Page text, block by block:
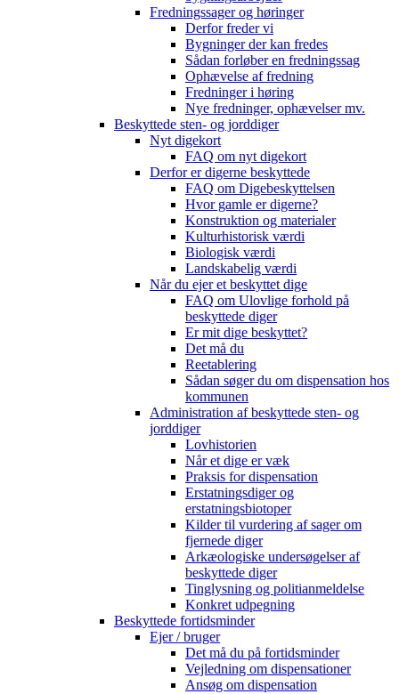
Fredningssager og høringer
Derfor freder vi
Bygninger der kan fredes
Sådan forløber en fredningssag
Ophævelse af fredning
Fredninger i høring
Nye fredninger, ophævelser mv.
Beskyttede sten- og jorddiger
Nyt digekort
FAQ om nyt digekort
Derfor er digerne beskyttede
FAQ om Digebeskyttelsen
Hvor gamle er digerne?
Konstruktion og materialer
Kulturhistorisk værdi
Biologisk værdi
Landskabelig værdi
Når du ejer et beskyttet dige
FAQ om Ulovlige forhold på
beskyttede diger
Er mit dige beskyttet?
Det må du
Reetablering
Sådan søger du om dispensation hos
kommunen
Administration af beskyttede sten- og
jorddiger
Lovhistorien
Når et dige er væk
Praksis for dispensation
Erstatningsdiger og
erstatningsbiotoper
Kilder til vurdering af sager om
fjernede diger
Arkæologiske undersøgelser af
beskyttede diger
Tinglysning og politianmeldelse
Konkret udpegning
Beskyttede fortidsminder
Ejer / bruger
Det må du på fortidsminder
Vejledning om dispensationer
Ansøg om dispensation